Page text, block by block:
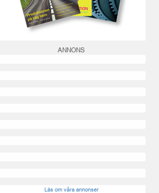
ANNONS
Läs om våra annonser